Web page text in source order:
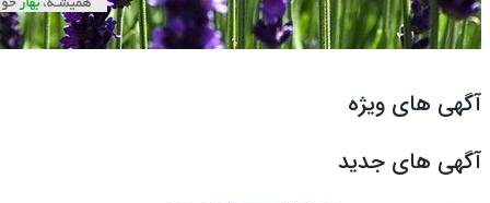
آگهی های ویژه
آگهی های جدید